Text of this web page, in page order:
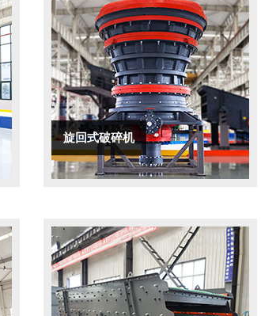
旋回式破碎机